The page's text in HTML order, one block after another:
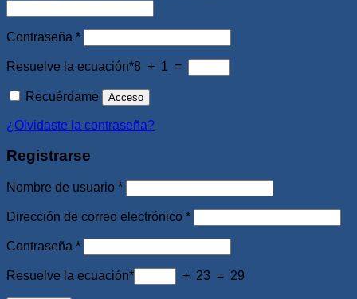
Contraseña *Obligatorio
Resuelve la ecuación*8 + 1 =
Recuérdame Acceso
¿Olvidaste la contraseña?
Registrarse
Nombre de usuario *Obligatorio
Dirección de correo electrónico *Obligatorio
Contraseña *Obligatorio
Resuelve la ecuación* + 23 = 29